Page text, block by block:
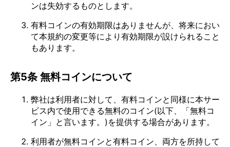
ンは失効するものとします。
有料コインの有効期限はありませんが、将来におい
て本規約の変更等により有効期限が設けられること
もあります。
第5条 無料コインについて
弊社は利用者に対して、有料コインと同様に本サー
ビス内で使用できる無料のコイン(以下、「無料コ
イン」と言います。)を提供する場合があります。
利用者が無料コインと有料コイン、両方を所持して